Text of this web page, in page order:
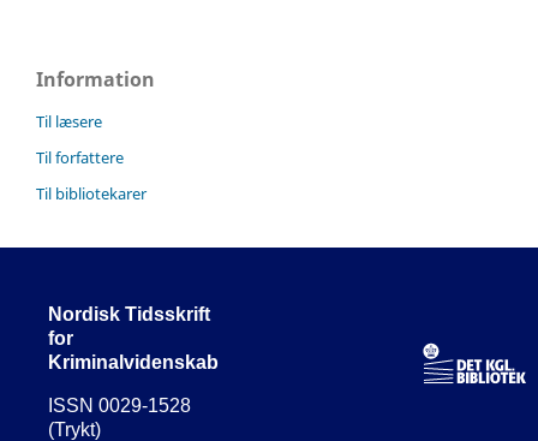
Information
Til læsere
Til forfattere
Til bibliotekarer
Nordisk Tidsskrift
for
Kriminalvidenskab
ISSN 0029-1528
(Trykt)